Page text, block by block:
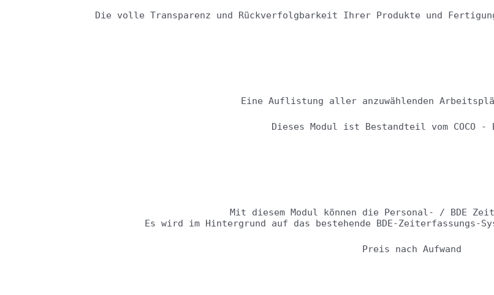
Die volle Transparenz und Rückverfolgbarkeit Ihrer Produkte und
Eine Auflistung aller anzuwählenden
Dieses Modul ist Bestandteil vom COCO -
Mit diesem Modul können die Personal- / BDE
Es wird im Hintergrund auf das bestehende BDE-Zeiterfassungs-
Preis nach Aufwand